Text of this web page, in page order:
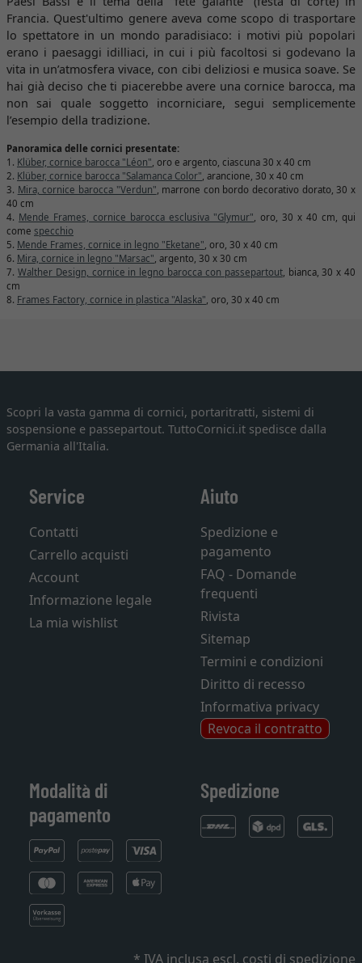
Francia. Quest'ultimo genere aveva come scopo di trasportare
lo spettatore in un mondo paradisiaco: i motivi più popolari
erano i paesaggi idilliaci, in cui i più facoltosi si godevano la
vita in un’atmosfera vivace, con cibi deliziosi e musica soave. Se
hai già deciso che ti piacerebbe avere una cornice barocca, ma
non sai quale soggetto incorniciare, segui semplicemente
l’esempio della tradizione.
Panoramica delle cornici presentate:
1. Klüber, cornice barocca "Léon", oro e argento, ciascuna 30 x 40 cm
2. Klüber, cornice barocca "Salamanca Color", arancione, 30 x 40 cm
3. Mira, cornice barocca "Verdun", marrone con bordo decorativo dorato, 30 x
40 cm
4. Mende Frames, cornice barocca esclusiva "Glymur", oro, 30 x 40 cm, qui
come specchio
5. Mende Frames, cornice in legno "Eketane", oro, 30 x 40 cm
6. Mira, cornice in legno "Marsac", argento, 30 x 30 cm
7. Walther Design, cornice in legno barocca con passepartout, bianca, 30 x 40
cm
8. Frames Factory, cornice in plastica "Alaska", oro, 30 x 40 cm
Scopri la vasta gamma di cornici, portaritratti, sistemi di
sospensione e passepartout. TuttoCornici.it spedisce dalla
Germania all'Italia.
Service
Contatti
Carrello acquisti
Account
Informazione legale
La mia wishlist
Aiuto
Spedizione e
pagamento
FAQ - Domande
frequenti
Rivista
Sitemap
Termini e condizioni
Diritto di recesso
Informativa privacy
Revoca il contratto
Modalità di
pagamento
Spedizione
* IVA inclusa escl. costi di spedizione